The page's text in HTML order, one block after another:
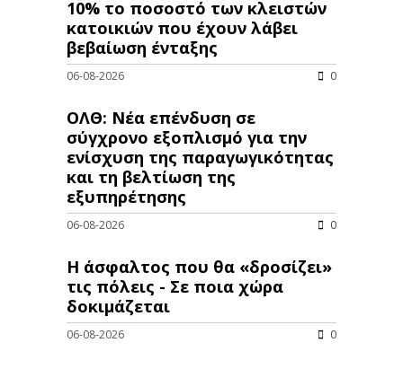
10% το ποσοστό των κλειστών
κατοικιών που έχουν λάβει
βεβαίωση ένταξης
06-08-2026 0
ΟΛΘ: Νέα επένδυση σε
σύγχρονο εξοπλισμό για την
ενίσχυση της παραγωγικότητας
και τη βελτίωση της
εξυπηρέτησης
06-08-2026 0
Η άσφαλτος που θα «δροσίζει»
τις πόλεις - Σε ποια χώρα
δοκιμάζεται
06-08-2026 0